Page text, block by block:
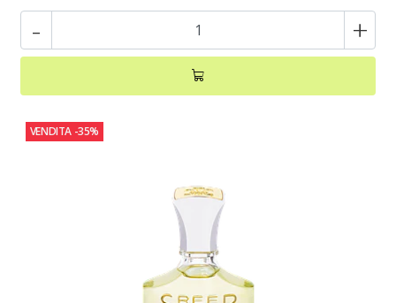
- +
VENDITA -35%